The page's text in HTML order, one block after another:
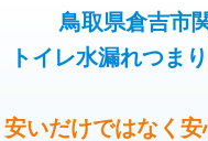
モルタル補修（厚さ10
モルタル補修（厚さ10㎝
止水・漏水調査・防水
理・調整・分解・加工な
止水・漏水調査・防水処
理・調整・分解・加工
鳥取県倉吉市
トイレ水漏れつま
安いだけではなく